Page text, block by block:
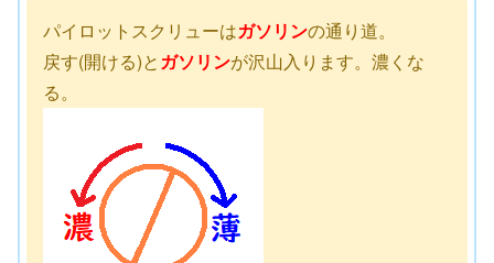
パイロットスクリューはガソリンの通り道。
戻す(開ける)とガソリンが沢山入ります。濃くな
る。